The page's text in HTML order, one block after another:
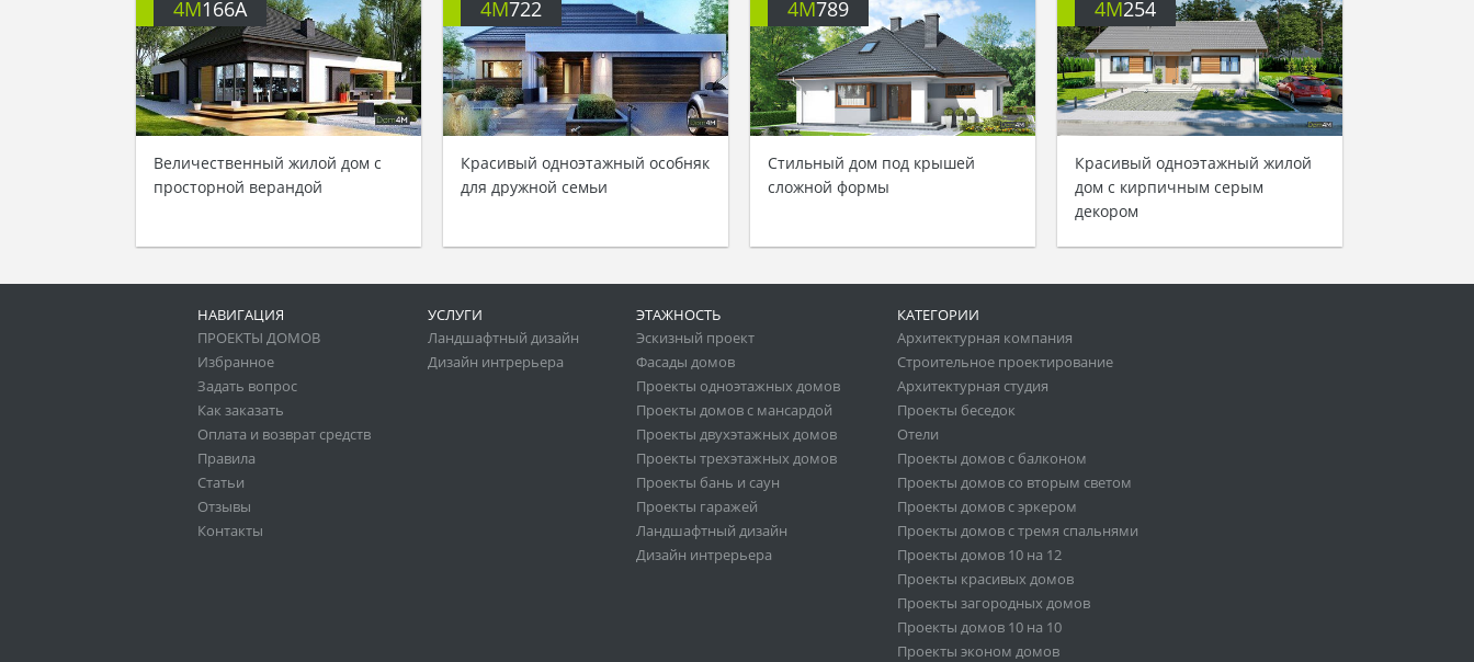
4M166A
Величественный жилой дом с
просторной верандой
4M722
Красивый одноэтажный особняк
для дружной семьи
4M789
Стильный дом под крышей
сложной формы
4M254
Красивый одноэтажный жилой
дом с кирпичным серым
декором
НАВИГАЦИЯ
ПРОЕКТЫ ДОМОВ
Избранное
Задать вопрос
Как заказать
Оплата и возврат средств
Правила
Статьи
Отзывы
Контакты
УСЛУГИ
Ландшафтный дизайн
Дизайн интрерьера
ЭТАЖНОСТЬ
Эскизный проект
Фасады домов
Проекты одноэтажных домов
Проекты домов с мансардой
Проекты двухэтажных домов
Проекты трехэтажных домов
Проекты бань и саун
Проекты гаражей
Ландшафтный дизайн
Дизайн интрерьера
КАТЕГОРИИ
Архитектурная компания
Строительное проектирование
Архитектурная студия
Проекты беседок
Отели
Проекты домов с балконом
Проекты домов со вторым светом
Проекты домов с эркером
Проекты домов с тремя спальнями
Проекты домов 10 на 12
Проекты красивых домов
Проекты загородных домов
Проекты домов 10 на 10
Проекты эконом домов